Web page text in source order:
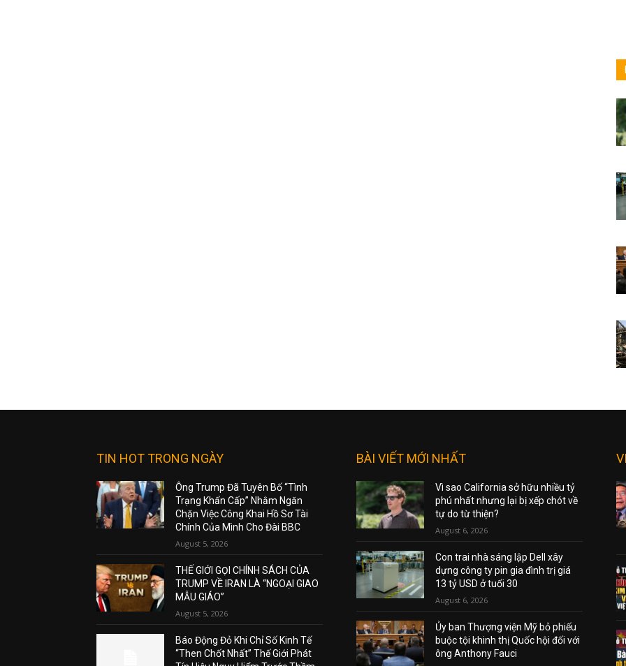
TIN HOT TRONG NGÀY
Ông Trump Đã Tuyên Bố “Tình
Trạng Khẩn Cấp” Nhằm Ngăn
Chặn Việc Công Khai Hồ Sơ Tài
Chính Của Mình Cho Đài BBC
August 5, 2026
THẾ GIỚI GỌI CHÍNH SÁCH CỦA
TRUMP VỀ IRAN LÀ “NGOẠI GIAO
MẪU GIÁO”
August 5, 2026
Báo Động Đỏ Khi Chỉ Số Kinh Tế
“Then Chốt Nhất” Thế Giới Phát
BÀI VIẾT MỚI NHẤT
Vì sao California sở hữu nhiều tỷ
phú nhất nhưng lại bị xếp chót về
tự do từ thiện?
August 6, 2026
Con trai nhà sáng lập Dell xây
dựng công ty pin gia đình trị giá
13 tỷ USD ở tuổi 30
August 6, 2026
Ủy ban Thượng viện Mỹ bỏ phiếu
buộc tội khinh thị Quốc hội đối với
ông Anthony Fauci